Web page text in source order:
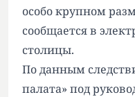
особо крупном
сообщается в
столицы.
По данным
палата» под